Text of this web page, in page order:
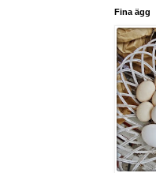
Fina ägg